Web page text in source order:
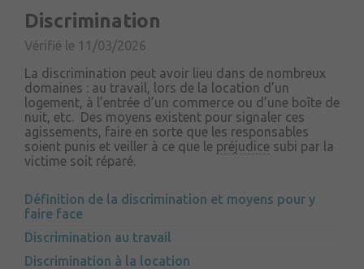
Discrimination
Vérifié le 11/03/2026
La discrimination peut avoir lieu dans de nombreux
domaines : au travail, lors de la location d’un
logement, à l’entrée d’un commerce ou d’une boîte de
nuit, etc. Des moyens existent pour signaler ces
agissements, faire en sorte que les responsables
soient punis et veiller à ce que le préjudice subi par la
victime soit réparé.
Définition de la discrimination et moyens pour y
faire face
Discrimination au travail
Discrimination à la location